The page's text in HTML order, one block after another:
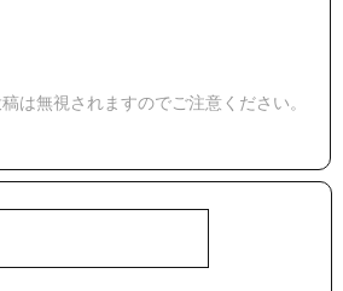
は無視されますのでご注意ください。